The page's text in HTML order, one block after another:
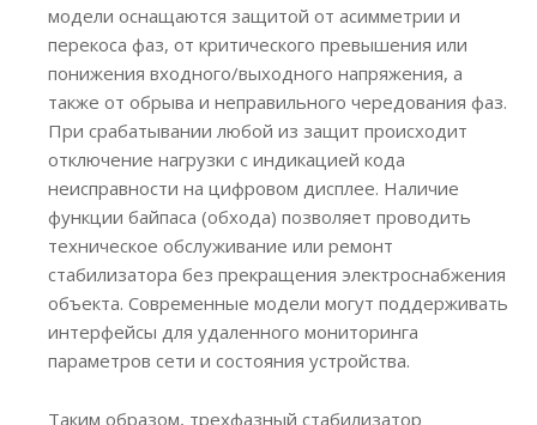
модели оснащаются защитой от асимметрии и
перекоса фаз, от критического превышения или
понижения входного/выходного напряжения, а
также от обрыва и неправильного чередования фаз.
При срабатывании любой из защит происходит
отключение нагрузки с индикацией кода
неисправности на цифровом дисплее. Наличие
функции байпаса (обхода) позволяет проводить
техническое обслуживание или ремонт
стабилизатора без прекращения электроснабжения
объекта. Современные модели могут поддерживать
интерфейсы для удаленного мониторинга
параметров сети и состояния устройства.
Таким образом, трехфазный стабилизатор